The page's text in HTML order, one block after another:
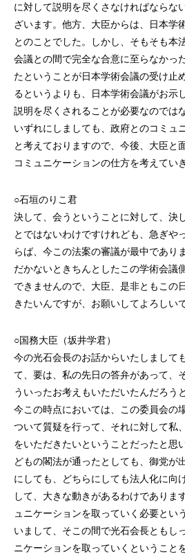
に対して説明を尽くさなければならな
ざいます。他方、大臣からは、日本学
とのことでした。しかし、そもそも本
会議との間で完全な合意に至らなかっ
たということが日本学術会議の受け止
るというよりも、日本学術会議がお示
説明を尽くされることが必要なのでは
いずれにしましても、政府とのコミュ
と考えておりますので、今後、大臣と
コミュニケーションの仕方を考えてい
○石垣のりこ君
決して、会うということに対して、決
とではないわけですけれども、急ぎや
らば、今この法案の審議が最中であり
だかないときちんとしたこの学術会議
できませんので、大臣、是非ともこの
きたいんですが、お願いしてよろしい
○国務大臣（坂井学君）
今の光石会長のお話からいたしまして
て、要は、私の先日の答弁があって、
ういったお考えもいただいたんだろう
今この時点においては、この委員会の
ついて質疑を行って、それに対して私
をいただきたいということだったと思
どもの閣法が通ったとしても、御党が
にしても、どちらにしても法人化に向
して、大きな動きがあるわけでありま
ュニケーションを取っていく必要とい
いまして、そこの間で光石会長ともし
ニケーションを取っていくということ